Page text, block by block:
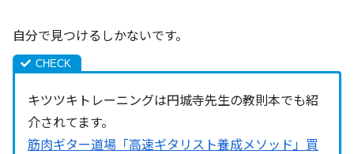
自分で見つけるしかないです。
キツツキトレーニングは円城寺先生の教則本でも紹
介されてます。
筋肉ギター道場「高速ギタリスト養成メソッド」買